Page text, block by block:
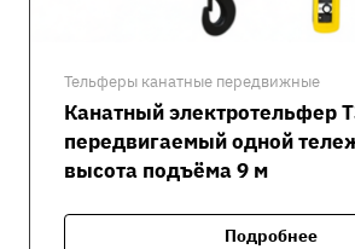
Тельферы канатные передвижные
Канатный электротельфер
передвигаемый одной
высота подъёма 9 м
Подробнее